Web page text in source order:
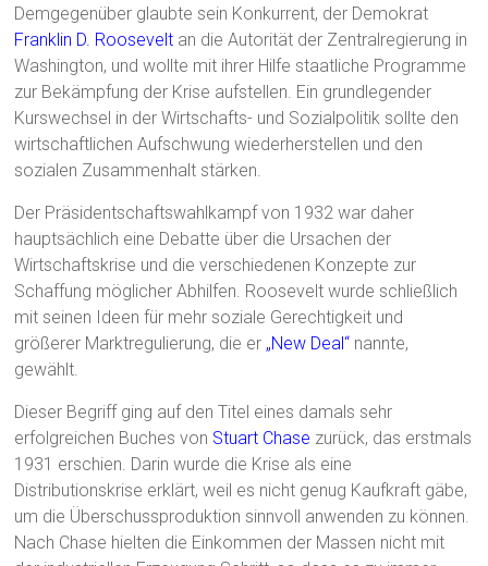
Demgegenüber glaubte sein Konkurrent, der Demokrat
Franklin D. Roosevelt an die Autorität der Zentralregierung in
Washington, und wollte mit ihrer Hilfe staatliche Programme
zur Bekämpfung der Krise aufstellen. Ein grundlegender
Kurswechsel in der Wirtschafts- und Sozialpolitik sollte den
wirtschaftlichen Aufschwung wiederherstellen und den
sozialen Zusammenhalt stärken.
Der Präsidentschaftswahlkampf von 1932 war daher
hauptsächlich eine Debatte über die Ursachen der
Wirtschaftskrise und die verschiedenen Konzepte zur
Schaffung möglicher Abhilfen. Roosevelt wurde schließlich
mit seinen Ideen für mehr soziale Gerechtigkeit und
größerer Marktregulierung, die er „New Deal“ nannte,
gewählt.
Dieser Begriff ging auf den Titel eines damals sehr
erfolgreichen Buches von Stuart Chase zurück, das erstmals
1931 erschien. Darin wurde die Krise als eine
Distributionskrise erklärt, weil es nicht genug Kaufkraft gäbe,
um die Überschussproduktion sinnvoll anwenden zu können.
Nach Chase hielten die Einkommen der Massen nicht mit